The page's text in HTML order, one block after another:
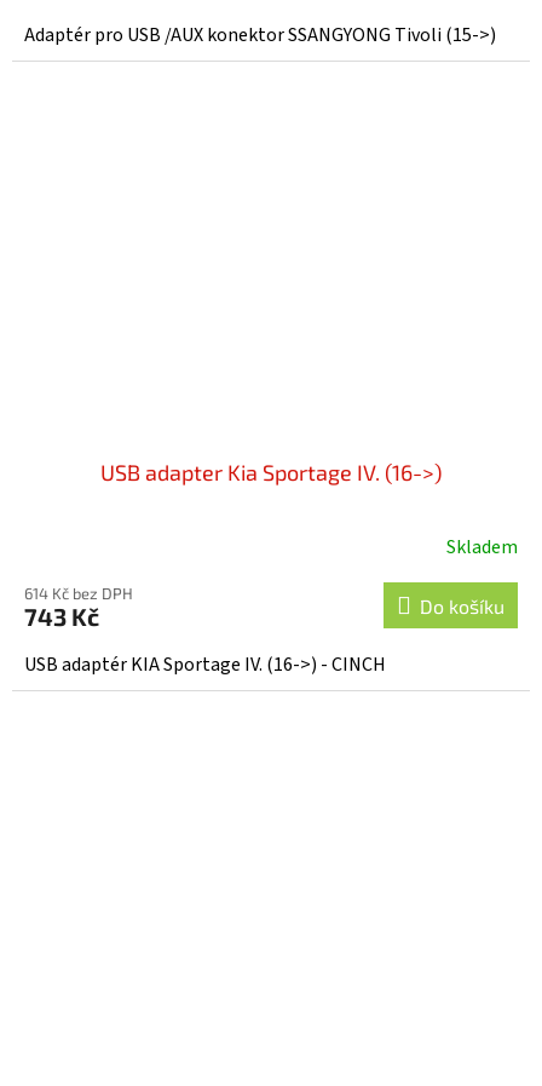
Adaptér pro USB /AUX konektor SSANGYONG Tivoli (15->)
USB adapter Kia Sportage IV. (16->)
Skladem
614 Kč bez DPH
743 Kč Do košíku
USB adaptér KIA Sportage IV. (16->) - CINCH